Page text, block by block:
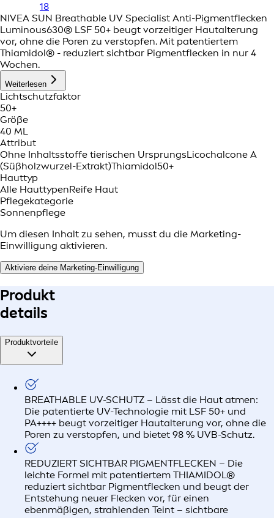
18
NIVEA SUN Breathable UV Specialist Anti-Pigmentflecken
Luminous630® LSF 50+ beugt vorzeitiger Hautalterung
vor, ohne die Poren zu verstopfen. Mit patentiertem
Thiamidol® - reduziert sichtbar Pigmentflecken in nur 4
Wochen.
Weiterlesen
Lichtschutzfaktor
50+
Größe
40 ML
Attribut
Ohne Inhaltsstoffe tierischen UrsprungsLicochalcone A
(Süßholzwurzel-Extrakt)Thiamidol50+
Hauttyp
Alle HauttypenReife Haut
Pflegekategorie
Sonnenpflege
Um diesen Inhalt zu sehen, musst du die Marketing-
Einwilligung aktivieren.
Aktiviere deine Marketing-Einwilligung
Produkt
details
Produktvorteile
BREATHABLE UV-SCHUTZ – Lässt die Haut atmen:
Die patentierte UV-Technologie mit LSF 50+ und
PA++++ beugt vorzeitiger Hautalterung vor, ohne die
Poren zu verstopfen, und bietet 98 % UVB-Schutz.
REDUZIERT SICHTBAR PIGMENTFLECKEN – Die
leichte Formel mit patentiertem THIAMIDOL®
reduziert sichtbar Pigmentflecken und beugt der
Entstehung neuer Flecken vor, für einen
ebenmäßigen, strahlenden Teint – sichtbare